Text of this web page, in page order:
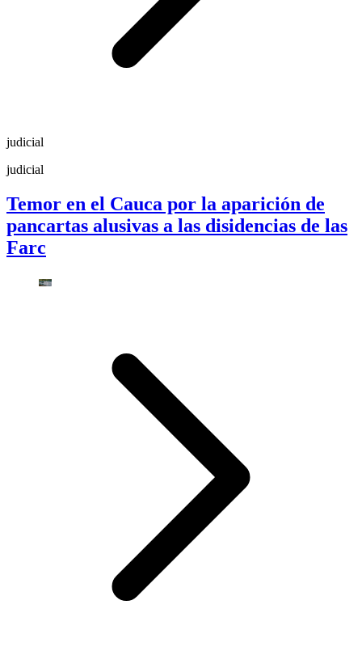
judicial
judicial
Temor en el Cauca por la aparición de
pancartas alusivas a las disidencias de las
Farc